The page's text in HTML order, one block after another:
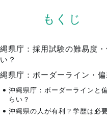
もくじ
県庁：採用試験の難易度・
？
県庁：ボーダーライン・偏
沖縄県庁：ボーダーラインと
らい？
沖縄県の人が有利？学歴は必